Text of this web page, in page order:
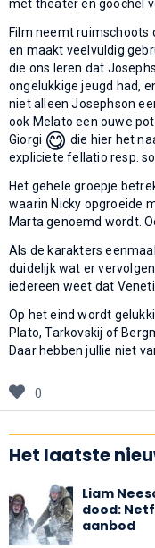
met theater en goochel
Film neemt ruimschoots
en maakt veelvuldig
die ons leren dat
ongelukkige jeugd had,
niet alleen Josephson
ook Melato een ouwe
Giorgi 😋 die hier het
expliciete fellatio resp.
Het gehele groepje
waarin Nicky opgroeide
Marta genoemd wordt.
Als de karakters
duidelijk wat er
iedereen weet dat
Op het eind wordt
Plato, Tarkovskij of
Daar hebben jullie niet
0
Het laatste
Liam
dood:
aanbod